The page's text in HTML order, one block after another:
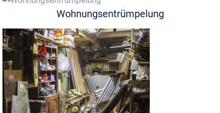
Wohnungsentrümpelung